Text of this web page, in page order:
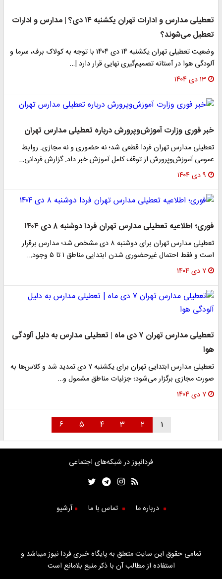
تعطیلی مدارس و ادارات تهران یکشنبه ۱۴ دی؟ | مدارس و ادارات
تعطیل می‌شوند؟
وضعیت تعطیلی تهران یکشنبه ۱۴ دی ۱۴۰۴ با توجه به کولاک برف، سرما و
آلودگی هوا در آستانه تصمیم‌گیری نهایی قرار دارد |…
۱۳ دی ۱۴۰۴
خبر فوری وزارت آموزش‌وپرورش درباره تعطیلی مدارس تهران
تعطیلی مدارس تهران فردا قطعی شد؛ نه حضوری و نه مجازی. روابط
عمومی آموزش‌وپرورش از توقف کامل آموزش خبر داد. گزارش فردانی…
۹ دی ۱۴۰۴
فوری؛ اطلاعیه تعطیلی مدارس تهران فردا دوشنبه ۸ دی ۱۴۰۴
تعطیلی مدارس تهران برای دوشنبه ۸ دی مشخص شد؛ مدارس برقرار
است و فقط احتمال غیرحضوری شدن ابتدایی مناطق ۱ تا ۵ وجود…
۷ دی ۱۴۰۴
تعطیلی مدارس تهران ۷ دی ماه | تعطیلی مدارس به دلیل آلودگی
هوا
تعطیلی مدارس ابتدایی تهران برای یکشنبه ۷ دی تمدید شد و کلاس‌ها به
صورت مجازی برگزار می‌شود؛ جزئیات مناطق مشمول و…
۷ دی ۱۴۰۴
۱ ۲ ۳ ۴ ۵ ۶
فردانیوز در شبکه‌های اجتماعی
درباره ما تماس با ما آرشیو
تمامی حقوق این سایت متعلق به پایگاه خبری فردا نیوز میباشد و
استفاده از مطالب آن با ذکر منبع بلامانع است